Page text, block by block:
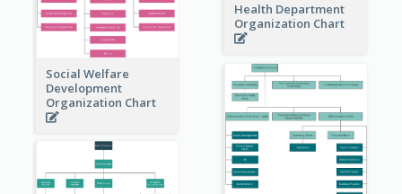
Social Welfare
Development
Organization Chart
Health Department
Organization Chart